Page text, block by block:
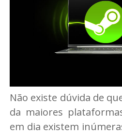
Não existe dúvida de
da maiores
em dia existem